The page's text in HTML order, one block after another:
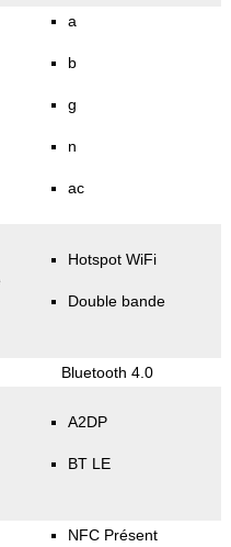
a
b
g
n
ac
Hotspot WiFi
Double bande
Bluetooth 4.0
A2DP
BT LE
NFC Présent